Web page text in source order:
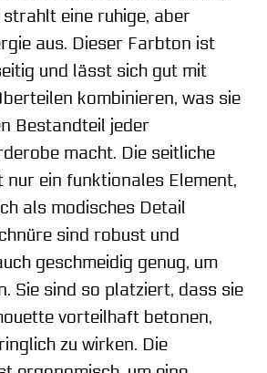
eine ruhige, aber
aus. Dieser Farbton ist
und lässt sich gut mit
kombinieren, was sie
Bestandteil jeder
macht. Die seitliche
nur ein funktionales Element,
als modisches Detail
sind robust und
geschmeidig genug, um
Sie sind so platziert, dass sie
vorteilhaft betonen,
zu wirken. Die